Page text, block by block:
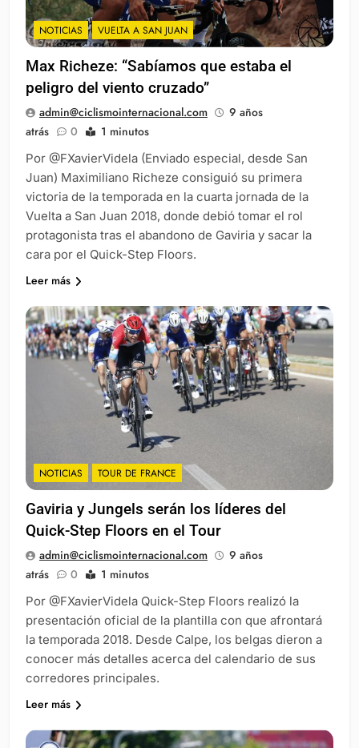
NOTICIAS VUELTA A SAN JUAN
Max Richeze: “Sabíamos que estaba el
peligro del viento cruzado”
admin@ciclismointernacional.com
9 años
atrás
0 1 minutos
Por @FXavierVidela (Enviado especial, desde San
Juan) Maximiliano Richeze consiguió su primera
victoria de la temporada en la cuarta jornada de la
Vuelta a San Juan 2018, donde debió tomar el rol
protagonista tras el abandono de Gaviria y sacar la
cara por el Quick-Step Floors.
Leer más
NOTICIAS TOUR DE FRANCE
Gaviria y Jungels serán los líderes del
Quick-Step Floors en el Tour
admin@ciclismointernacional.com
9 años
atrás
0 1 minutos
Por @FXavierVidela Quick-Step Floors realizó la
presentación oficial de la plantilla con que afrontará
la temporada 2018. Desde Calpe, los belgas dieron a
conocer más detalles acerca del calendario de sus
corredores principales.
Leer más